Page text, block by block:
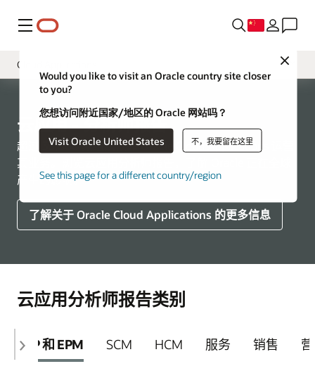
菜单
Close
Would you like to visit an Oracle country site closer
to you?
您想访问附近国家/地区的 Oracle 网站吗？
Visit Oracle United States 不，我要留在这里
See this page for a different country/region
Cloud Applications
Cloud Infrastructure
行业
云应用 - 分析师报告
超过 30,000 家组织依靠 Oracle Cloud Applications 运营
其业务。浏览云应用分析师报告，了解 Oracle 正在全球
产生的影响。
了解关于 Oracle Cloud Applications 的更多信息
云应用分析师报告类别
ERP 和 EPM SCM HCM 服务 销售